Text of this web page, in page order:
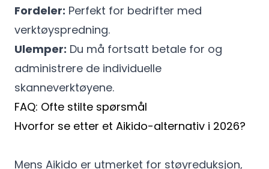
Fordeler: Perfekt for bedrifter med
verktøyspredning.
Ulemper: Du må fortsatt betale for og
administrere de individuelle
skanneverktøyene.
FAQ: Ofte stilte spørsmål
Hvorfor se etter et Aikido-alternativ i 2026?
Mens Aikido er utmerket for støyreduksjon,